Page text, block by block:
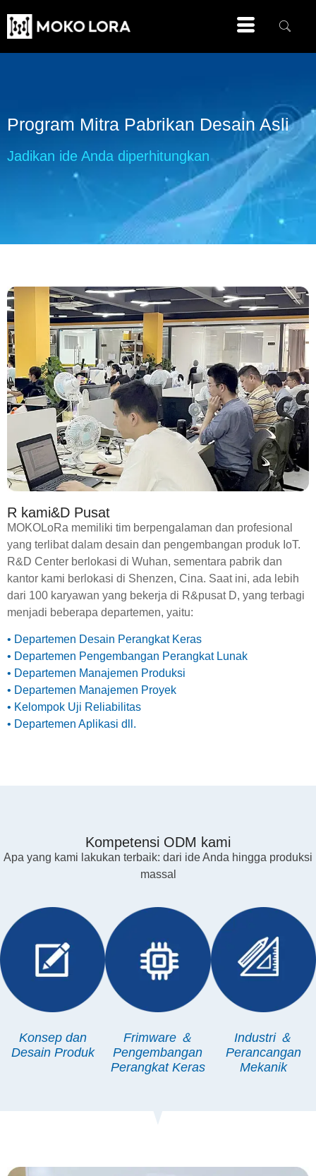
Program Mitra Pabrikan Desain Asli
Jadikan ide Anda diperhitungkan
R kami&D Pusat
MOKOLoRa memiliki tim berpengalaman dan profesional
yang terlibat dalam desain dan pengembangan produk IoT.
R&D Center berlokasi di Wuhan, sementara pabrik dan
kantor kami berlokasi di Shenzen, Cina. Saat ini, ada lebih
dari 100 karyawan yang bekerja di R&pusat D, yang terbagi
menjadi beberapa departemen, yaitu:
• Departemen Desain Perangkat Keras
• Departemen Pengembangan Perangkat Lunak
• Departemen Manajemen Produksi
• Departemen Manajemen Proyek
• Kelompok Uji Reliabilitas
• Departemen Aplikasi dll.
Kompetensi ODM kami
Apa yang kami lakukan terbaik: dari ide Anda hingga produksi
massal
Konsep dan
Desain Produk
Frimware ＆
Pengembangan
Perangkat Keras
Industri ＆
Perancangan
Mekanik